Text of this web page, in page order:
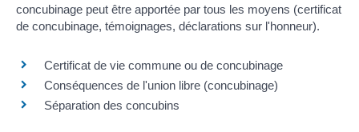
concubinage peut être apportée par tous les moyens (certificat
de concubinage, témoignages, déclarations sur l'honneur).
Certificat de vie commune ou de concubinage
Conséquences de l'union libre (concubinage)
Séparation des concubins